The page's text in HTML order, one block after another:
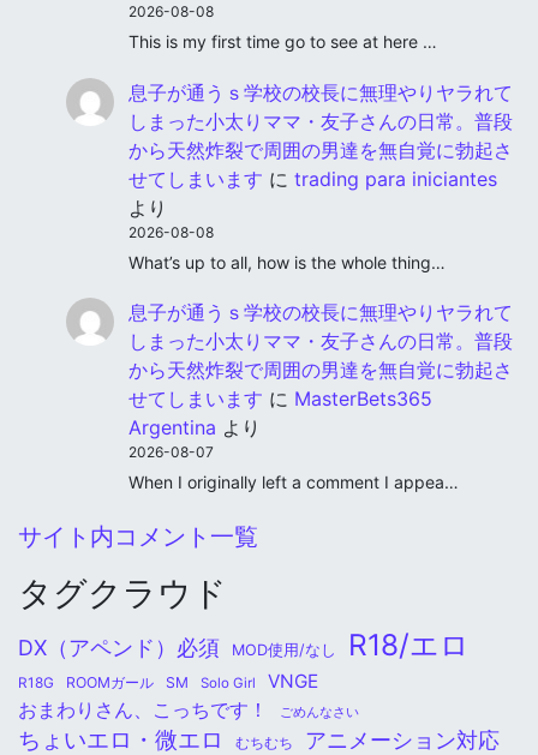
2026-08-08
This is my first time go to see at here …
息子が通うｓ学校の校長に無理やりヤラれて
しまった小太りママ・友子さんの日常。普段
から天然炸裂で周囲の男達を無自覚に勃起さ
せてしまいます に trading para iniciantes
より
2026-08-08
What’s up to all, how is the whole thing…
息子が通うｓ学校の校長に無理やりヤラれて
しまった小太りママ・友子さんの日常。普段
から天然炸裂で周囲の男達を無自覚に勃起さ
せてしまいます に MasterBets365
Argentina より
2026-08-07
When I originally left a comment I appea…
サイト内コメント一覧
タグクラウド
DX（アペンド）必須 MOD使用/なし R18/エロ
R18G ROOMガール SM Solo Girl VNGE
おまわりさん、こっちです！ ごめんなさい
ちょいエロ・微エロ むちむち アニメーション対応